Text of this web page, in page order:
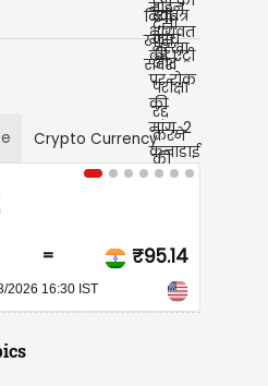
Crypto Currency
CAD $1
Updated 08/08/2026 16:30 IST